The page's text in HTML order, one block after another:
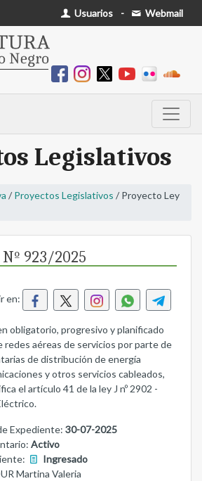
Usuarios - Webmail
Legislativos
/ Proyectos Legislativos / Proyecto Ley
923/2025
en:
obligatorio, progresivo y planificado
aéreas de servicios por parte de
de distribución de energía
y otros servicios cableados,
el artículo 41 de la ley J nº 2902 -
Expediente: 30-07-2025
Activo
Ingresado
Martina Valeria